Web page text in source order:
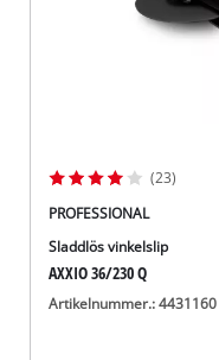
(23)
PROFESSIONAL
Sladdlös vinkelslip
AXXIO 36/230 Q
Artikelnummer.: 4431160